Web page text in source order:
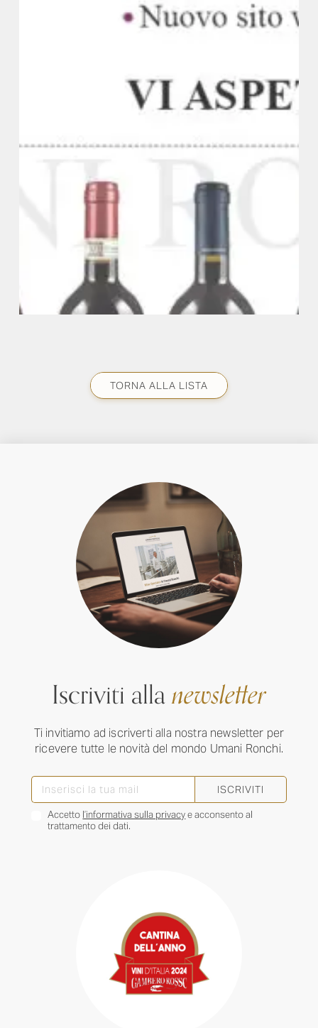
TORNA ALLA LISTA
Iscriviti allanewsletter
Ti invitiamo ad iscriverti alla nostra newsletter per
ricevere tutte le novità del mondo Umani Ronchi.
ISCRIVITI
Accetto l’informativa sulla privacye acconsento al
trattamento dei dati.